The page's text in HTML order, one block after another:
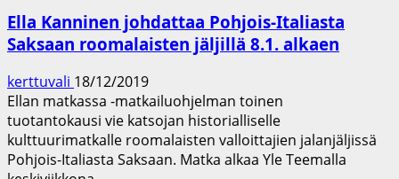
–
Yle
3
vuoden
sopimuksen
Ella Kanninen johdattaa Pohjois-Italiasta
Saksaan roomalaisten jäljillä 8.1. alkaen
kerttuvali 18/12/2019
Ellan matkassa -matkailuohjelman toinen
tuotantokausi vie katsojan historialliselle
kulttuurimatkalle roomalaisten valloittajien jalanjäljissä
Pohjois-Italiasta Saksaan. Matka alkaa Yle Teemalla